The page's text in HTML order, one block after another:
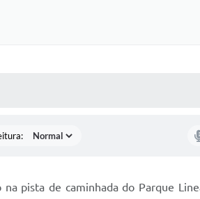
pista de caminhada do Parque